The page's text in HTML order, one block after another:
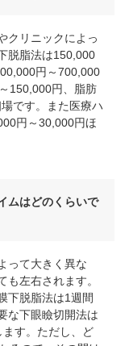
クリニックによっ
脱脂法は150,000
円～700,000
150,000円、脂肪
です。また医療ハ
円～30,000円ほ
ムはどのくらいで
って大きく異な
も左右されます。
下脱脂法は1週間
な下眼瞼切開法は
す。ただし、ど